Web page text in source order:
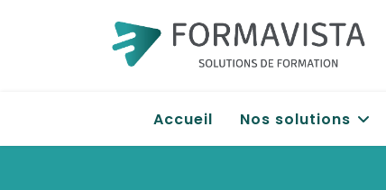
Accueil Nos solutions